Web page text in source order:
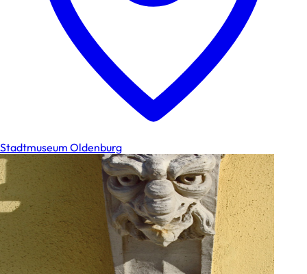
Stadtmuseum Oldenburg